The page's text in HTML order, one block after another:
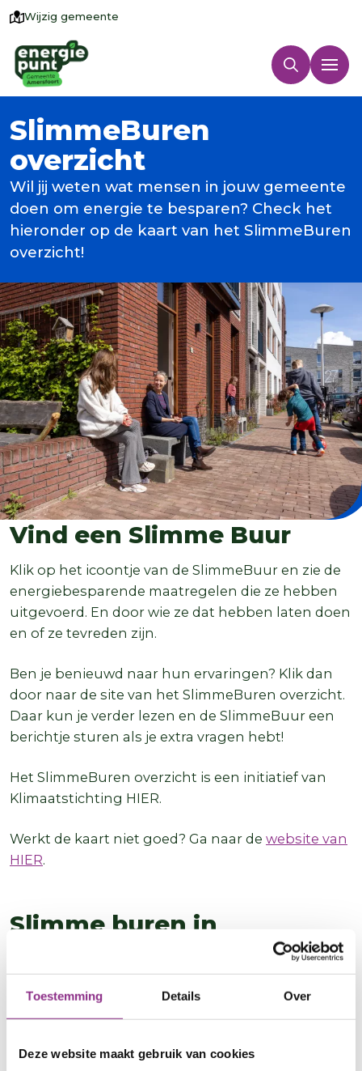
Toestemming Details Over
Deze website maakt gebruik van cookies
Wijzig gemeente
SlimmeBuren
overzicht
Wil jij weten wat mensen in jouw gemeente
doen om energie te besparen? Check het
hieronder op de kaart van het SlimmeBuren
overzicht!
Vind een Slimme Buur
Klik op het icoontje van de SlimmeBuur en zie de
energiebesparende maatregelen die ze hebben
uitgevoerd. En door wie ze dat hebben laten doen
en of ze tevreden zijn.
Ben je benieuwd naar hun ervaringen? Klik dan
door naar de site van het SlimmeBuren overzicht.
Daar kun je verder lezen en de SlimmeBuur een
berichtje sturen als je extra vragen hebt!
Het SlimmeBuren overzicht is een initiatief van
Klimaatstichting HIER.
Werkt de kaart niet goed? Ga naar de website van
HIER.
Slimme buren in